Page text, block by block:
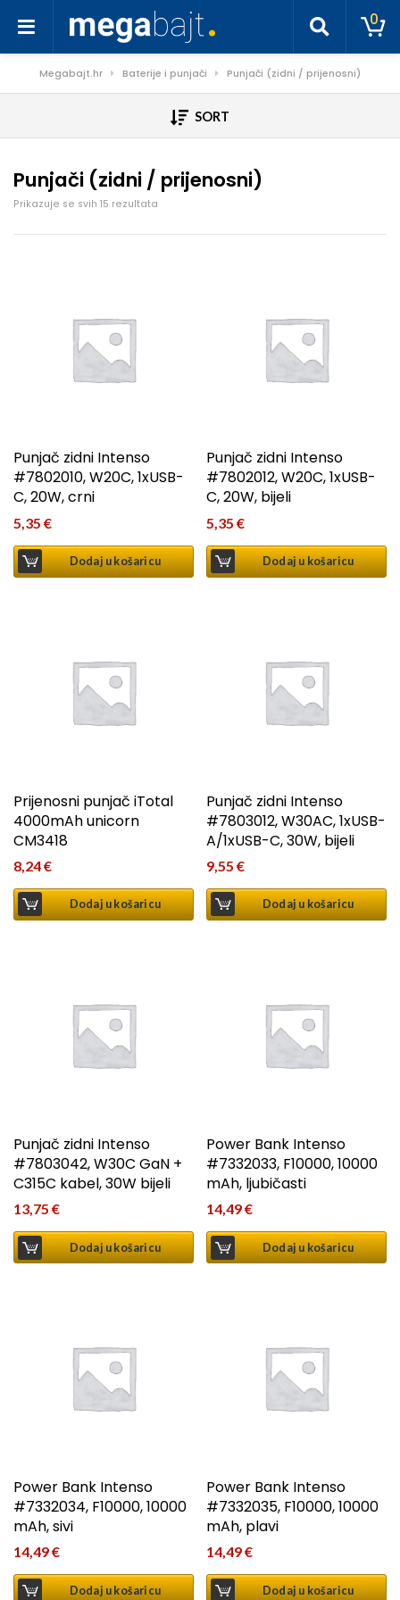
0
Megabajt.hr Baterije i punjači Punjači (zidni / prijenosni)
SORT
Punjači (zidni / prijenosni)
Prikazuje se svih 15 rezultata
Punjač zidni Intenso
#7802010, W20C, 1xUSB-
C, 20W, crni
5,35 €
Dodaj u košaricu
Punjač zidni Intenso
#7802012, W20C, 1xUSB-
C, 20W, bijeli
5,35€
Dodaj u košaricu
Prijenosni punjač iTotal
4000mAh unicorn
CM3418
8,24€
Dodaj u košaricu
Punjač zidni Intenso
#7803012, W30AC, 1xUSB-
A/1xUSB-C, 30W, bijeli
9,55€
Dodaj u košaricu
Punjač zidni Intenso
#7803042, W30C GaN +
C315C kabel, 30W bijeli
13,75 €
Dodaj u košaricu
Power Bank Intenso
#7332033, F10000, 10000
mAh, ljubičasti
14,49€
Dodaj u košaricu
Power Bank Intenso
#7332034, F10000, 10000
mAh, sivi
14,49€
Dodaj u košaricu
Power Bank Intenso
#7332035, F10000, 10000
mAh, plavi
14,49€
Dodaj u košaricu